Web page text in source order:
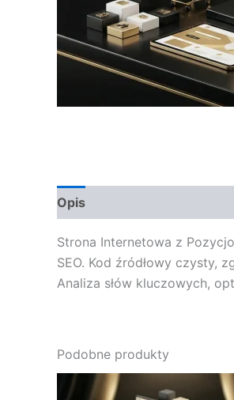
Opis
Strona Internetowa z
SEO. Kod źródłowy czysty,
Analiza słów kluczowych,
Podobne produkty